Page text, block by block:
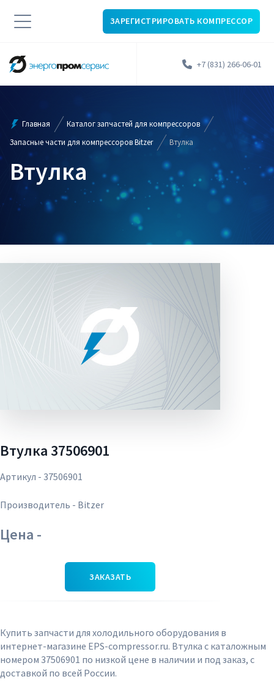
ЗАРЕГИСТРИРОВАТЬ КОМПРЕССОР
+7 (831) 266-06-01
Главная
Каталог запчастей для компрессоров
Запасные части для компрессоров Bitzer
Втулка
Втулка
Втулка 37506901
Артикул - 37506901
Производитель - Bitzer
Цена -
ЗАКАЗАТЬ
Купить запчасти для холодильного оборудования в
интернет-магазине EPS-compressor.ru. Втулка с каталожным
номером 37506901 по низкой цене в наличии и под заказ, с
доставкой по всей России.